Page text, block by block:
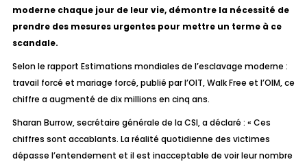
moderne chaque jour de leur vie, démontre la nécessité de
prendre des mesures urgentes pour mettre un terme à ce
scandale.
Selon le rapport Estimations mondiales de l’esclavage moderne :
travail forcé et mariage forcé, publié par l’OIT, Walk Free et l’OIM, ce
chiffre a augmenté de dix millions en cinq ans.
Sharan Burrow, secrétaire générale de la CSI, a déclaré : « Ces
chiffres sont accablants. La réalité quotidienne des victimes
dépasse l’entendement et il est inacceptable de voir leur nombre